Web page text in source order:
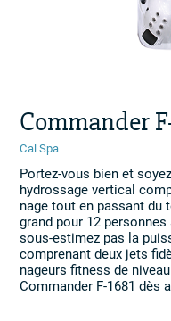
Commander
Cal Spa
Portez-vous bien et
hydrossage vertical
nage tout en passant du
grand pour 12
sous-estimez pas la
comprenant deux jets
nageurs fitness de
Commander F-1681 dès